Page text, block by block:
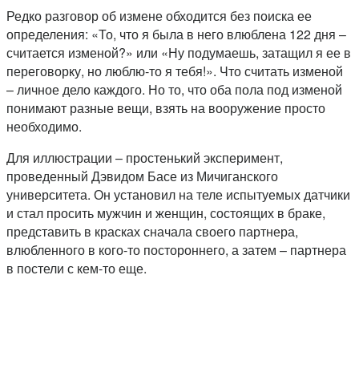
Редко разговор об измене обходится без поиска ее
определения: «То, что я была в него влюблена 122 дня –
считается изменой?» или «Ну подумаешь, затащил я ее в
переговорку, но люблю-то я тебя!». Что считать изменой
– личное дело каждого. Но то, что оба пола под изменой
понимают разные вещи, взять на вооружение просто
необходимо.
Для иллюстрации – простенький эксперимент,
проведенный Дэвидом Басе из Мичиганского
университета. Он установил на теле испытуемых датчики
и стал просить мужчин и женщин, состоящих в браке,
представить в красках сначала своего партнера,
влюбленного в кого-то постороннего, а затем – партнера
в постели с кем-то еще.